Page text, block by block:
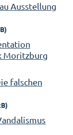
Ausstellung
Moritzburg
falschen